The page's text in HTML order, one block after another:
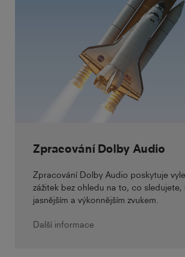
Zpracování Dolby Audio
Zpracování Dolby Audio poskytuje
zážitek bez ohledu na to, co sledujete,
jasnějším a výkonnějším zvukem.
Další informace